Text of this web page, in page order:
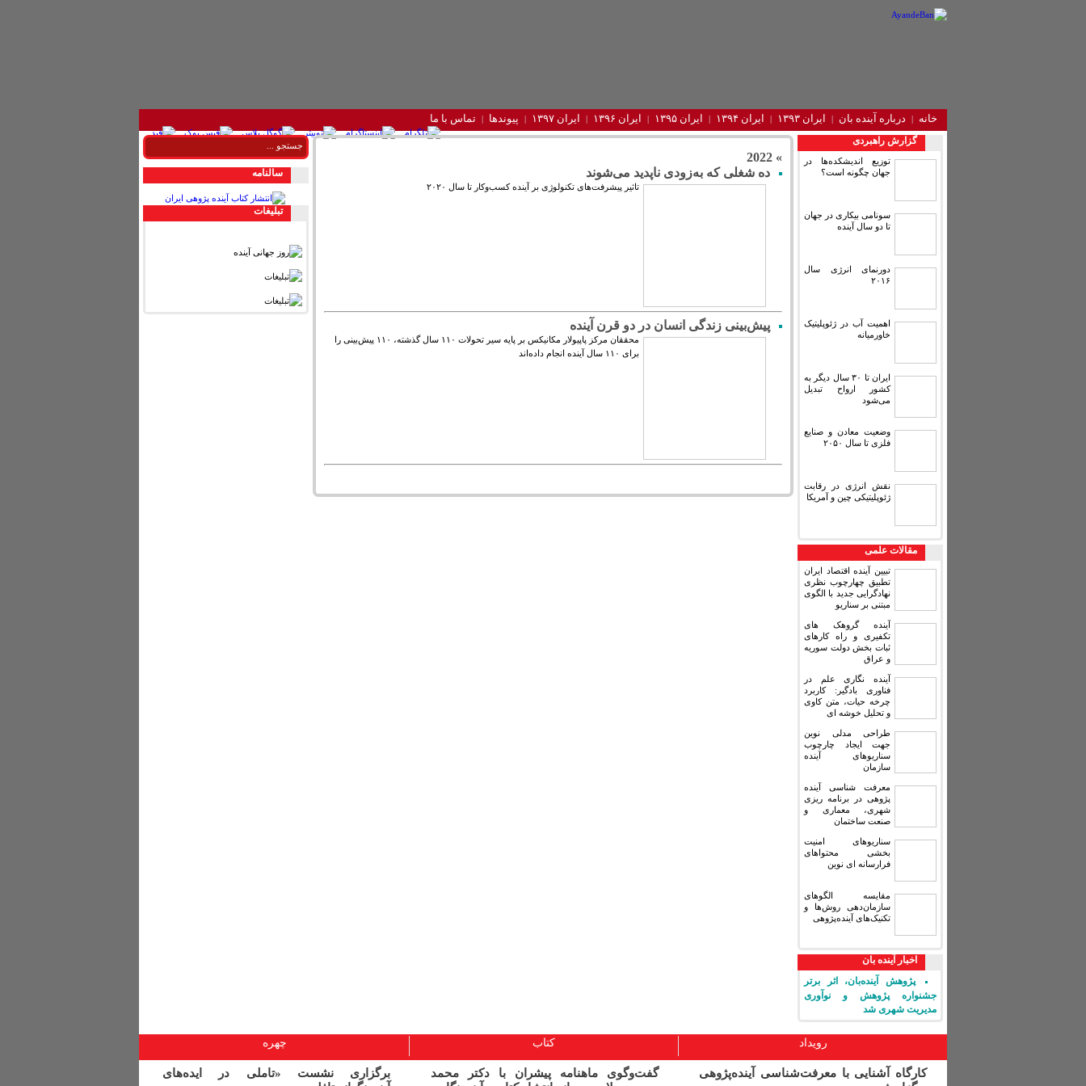
خانه درباره آینده‌ بان ایران ۱۳۹۳ ایران ۱۳۹۴ ایران ۱۳۹۵ ایران ۱۳۹۶ ایران ۱۳۹۷ پیوندها تماس با ما
گزارش راهبردی
توزیع اندیشکده‌ها در
جهان چگونه است؟
سونامی بیکاری در جهان
تا دو سال آینده
دورنمای انرژی سال
۲۰۱۶
اهمیت آب در ژئوپلیتیک
خاورمیانه
ایران تا ۳۰ سال دیگر به
کشور ارواح تبدیل
می‌شود
وضعیت معادن و صنایع
فلزی تا سال ۲۰۵۰
نقش انرژی در رقابت
ژئوپلیتیکی چین و آمریکا
مقالات علمی
تبیین آینده اقتصاد ایران
تطبیق چهارچوب نظری
نهادگرایی جدید با الگوی
مبتنی بر سناریو
آینده گروهک های
تکفیری و راه کارهای
ثبات بخش دولت سوریه
و عراق
آینده نگاری علم در
فناوری بادگیر: کاربرد
چرخه حیات، متن کاوی
و تحلیل خوشه ای
طراحی مدلی نوین
جهت ایجاد چارچوب
سناریوهای آینده
سازمان
معرفت شناسی آینده
پژوهی در برنامه ریزی
شهری، معماری و
صنعت ساختمان
سناریوهای امنیت
بخشی محتواهای
فرارسانه ای نوین
مقایسه‏ الگوهای
سازمان‌دهی روش‌ها و
تکنیک‌های آینده‌پژوهی
اخبار آینده بان
پژوهش آینده‌بان، اثر برتر
جشنواره پژوهش و نوآوری
مدیریت شهری شد
» 2022
ده شغلی که به‌زودی ناپدید می‌شوند
تاثیر پیشرفت‌های تکنولوژی بر آینده کسب‌وکار تا سال ۲۰۲۰
پیش‌بینی زندگی انسان در دو قرن آینده
محققان مرکز پاپیولار مکانیکس بر پایه سیر تحولات ۱۱۰ سال گذشته، ۱۱۰ پیش‌بینی را
برای ۱۱۰ سال آینده انجام داده‌اند
سالنامه
تبليغات
رویداد کتاب چهره
کارگاه آشنایی با معرفت‌شناسی آینده‌پژوهی
گفت‌وگوی ماهنامه پیشران با دکتر محمد
برگزاری نشست «تاملی در ایده‌های